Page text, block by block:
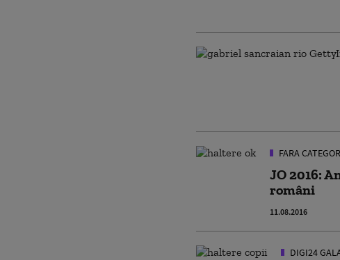
FARA
JO 2016:
români
11.08.2016
DIGI24